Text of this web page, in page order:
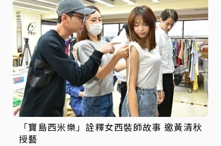
「寶島西米樂」詮釋女西裝師故事 邀黃清秋
授藝